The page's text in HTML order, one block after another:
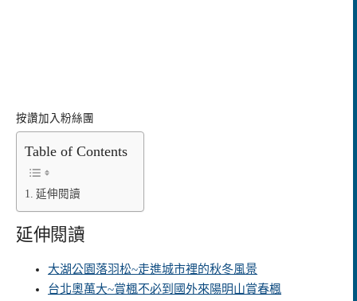
按讚加入粉絲團
Table of Contents
延伸閱讀
延伸閱讀
大湖公園落羽松~走進城市裡的秋冬風景
台北奧萬大~賞楓不必到國外來陽明山賞春楓